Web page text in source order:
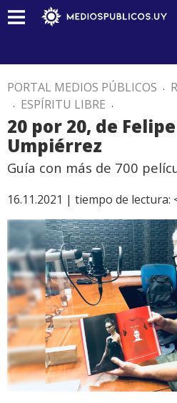
PORTAL MEDIOS PÚBLICOS .
. ESPÍRITU LIBRE .
20 por 20, de
Umpiérrez
Guía con más de 700
16.11.2021 | tiempo de lectura: